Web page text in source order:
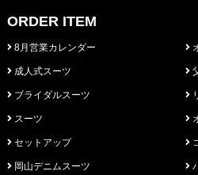
ORDER ITEM
8月営業カレンダー
成人式スーツ
ブライダルスーツ
スーツ
セットアップ
岡山デニムスーツ